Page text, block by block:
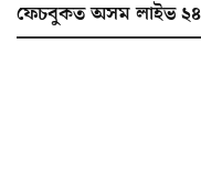
ফেচবুকত অসম লাইভ ২৪